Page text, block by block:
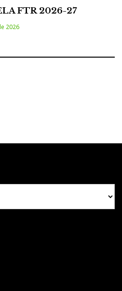
FTR 2026-27
2026